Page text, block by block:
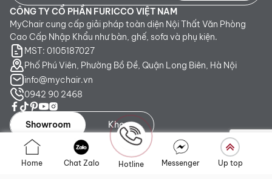
CÔNG TY CỔ PHẦN FURICCO VIỆT NAM
MyChair cung cấp giải pháp toàn diện Nội Thất Văn Phòng
Cao Cấp Nhập Khẩu như bàn, ghế, sofa và phụ kiện.
MST: 0105187027
Phố Phú Viên, Phường Bồ Đề, Quận Long Biên, Hà Nội
info@mychair.vn
0942 90 2468
Showroom Kho
Showroom TP. HCM:
Số 345 - 347 Trần Phú, phường An
Home Chat Zalo Hotline Messenger Up top